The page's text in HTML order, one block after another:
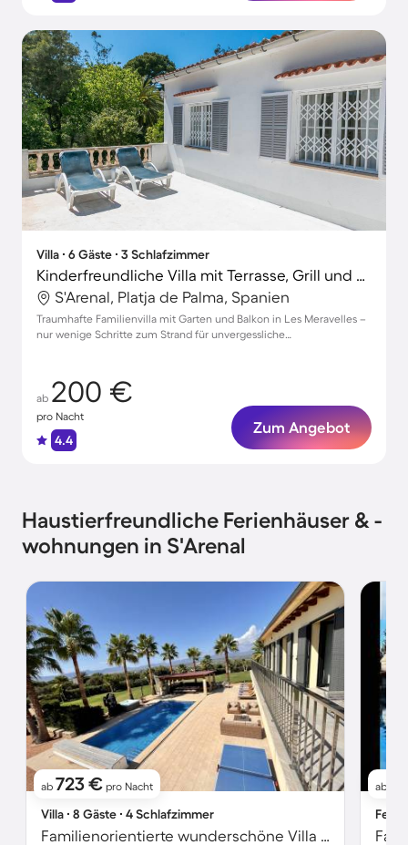
Villa ∙ 6 Gäste ∙ 3 Schlafzimmer
Kinderfreundliche Villa mit Terrasse, Grill und Garten | Strand in der Nähe | Perfekt für die Arbeit von Zuhause
S'Arenal, Platja de Palma, Spanien
Traumhafte Familienvilla mit Garten und Balkon in Les Meravelles –
nur wenige Schritte zum Strand für unvergessliche
ab 200 €
pro Nacht
4.4
Zum Angebot
Haustierfreundliche Ferienhäuser & -
wohnungen in S'Arenal
ab 723 € pro Nacht
Villa ∙ 8 Gäste ∙ 4 Schlafzimmer
Familienorientierte wunderschöne Villa mit Grill, Terrasse und privatem Pool | Naturblick | Haustiere sind willkommen
ab